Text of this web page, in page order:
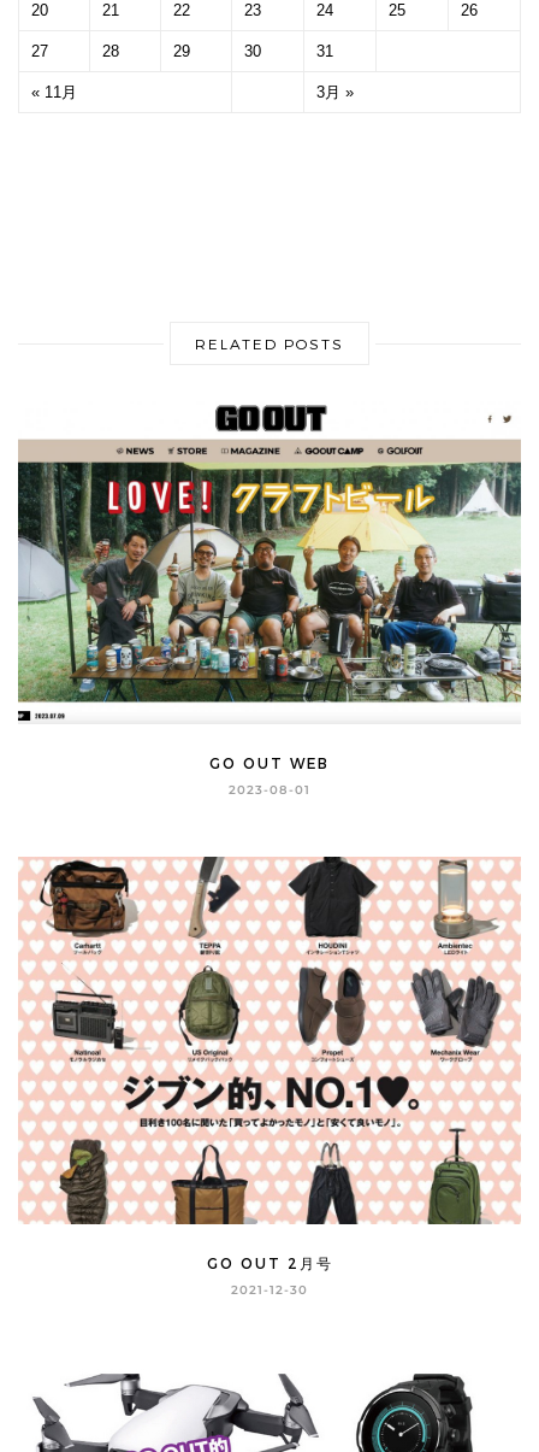
« 11月 3月 »
20 21 22 23 24 25 26
27 28 29 30 31
RELATED POSTS
GO OUT WEB
2023-08-01
GO OUT 2月号
2021-12-30